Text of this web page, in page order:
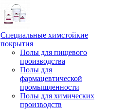
Специальные химстойкие
покрытия
Полы для пищевого
производства
Полы для
фармацевтической
промышленности
Полы для химических
производств